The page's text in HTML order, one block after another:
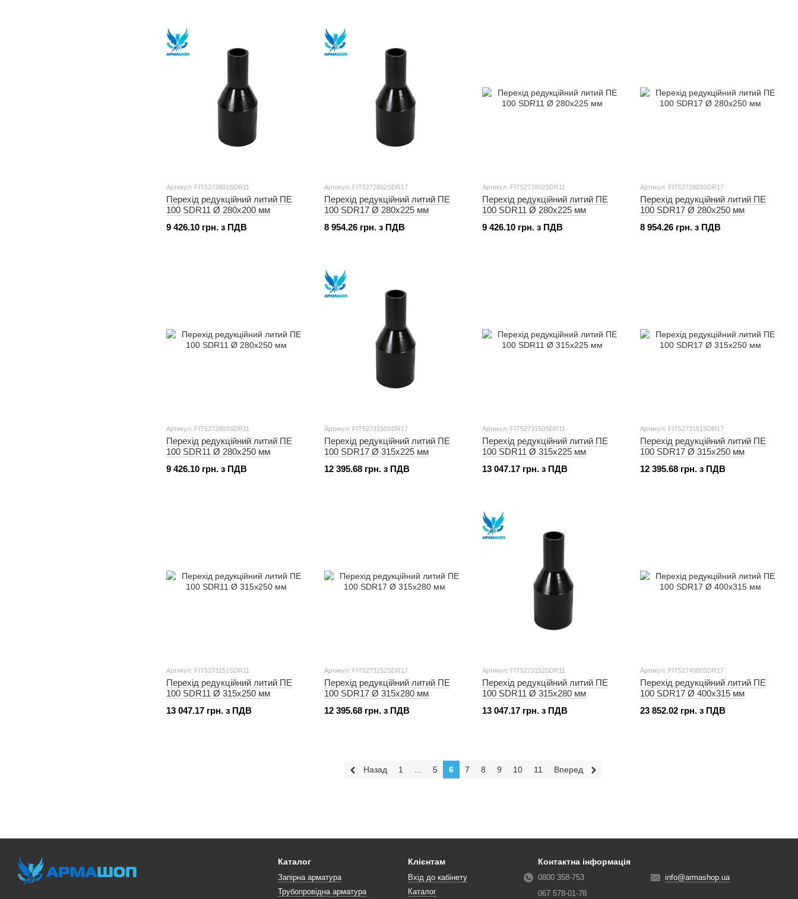
Артикул: FIT5272801SDR11
Перехід редукційний литий ПЕ
100 SDR11 Ø 280x200 мм
9 426.10 грн. з ПДВ
Артикул: FIT5272802SDR17
Перехід редукційний литий ПЕ
100 SDR17 Ø 280x225 мм
8 954.26 грн. з ПДВ
Артикул: FIT5272802SDR11
Перехід редукційний литий ПЕ
100 SDR11 Ø 280x225 мм
9 426.10 грн. з ПДВ
Артикул: FIT5272803SDR17
Перехід редукційний литий ПЕ
100 SDR17 Ø 280x250 мм
8 954.26 грн. з ПДВ
Артикул: FIT5272803SDR11
Перехід редукційний литий ПЕ
100 SDR11 Ø 280x250 мм
9 426.10 грн. з ПДВ
Артикул: FIT5273150SDR17
Перехід редукційний литий ПЕ
100 SDR17 Ø 315x225 мм
12 395.68 грн. з ПДВ
Артикул: FIT5273150SDR11
Перехід редукційний литий ПЕ
100 SDR11 Ø 315x225 мм
13 047.17 грн. з ПДВ
Артикул: FIT5273151SDR17
Перехід редукційний литий ПЕ
100 SDR17 Ø 315x250 мм
12 395.68 грн. з ПДВ
Артикул: FIT5273151SDR11
Перехід редукційний литий ПЕ
100 SDR11 Ø 315x250 мм
13 047.17 грн. з ПДВ
Артикул: FIT5273152SDR17
Перехід редукційний литий ПЕ
100 SDR17 Ø 315x280 мм
12 395.68 грн. з ПДВ
Артикул: FIT5273152SDR11
Перехід редукційний литий ПЕ
100 SDR11 Ø 315x280 мм
13 047.17 грн. з ПДВ
Артикул: FIT5274000SDR17
Перехід редукційний литий ПЕ
100 SDR17 Ø 400x315 мм
23 852.02 грн. з ПДВ
Назад 1 5 6 7 8 9 10 11 Вперед
Каталог
Запірна арматура
Трубопровідна арматура
Клієнтам
Вхід до кабінету
Каталог
Контактна інформація
0800 358-753
067 578-01-78
info@armashop.ua